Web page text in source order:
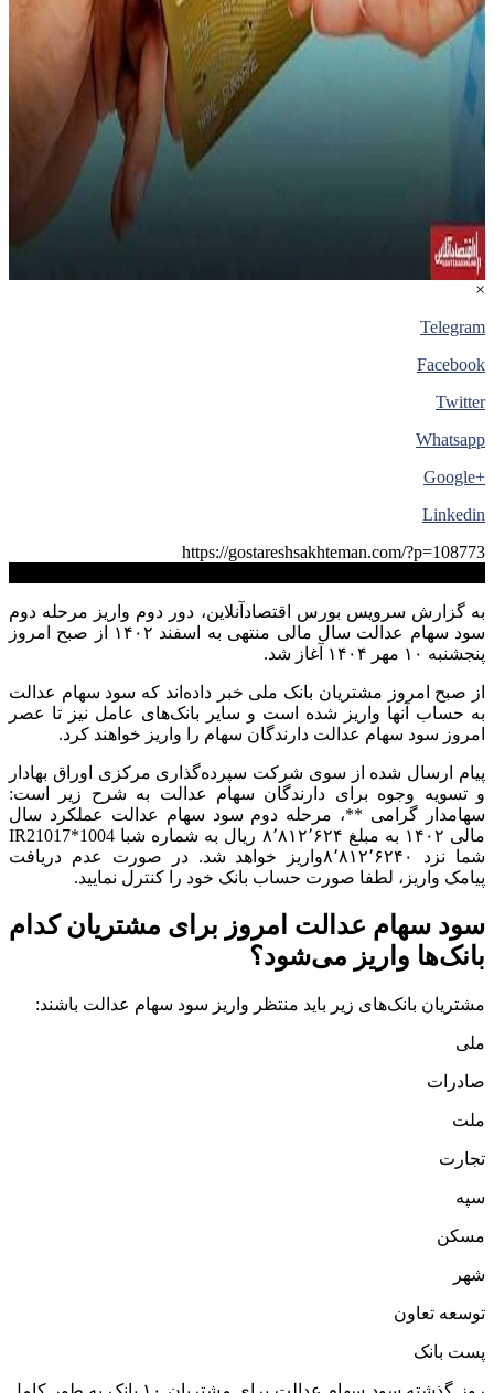
×
Telegram
Facebook
Twitter
Whatsapp
+Google
Linkedin
https://gostareshsakhteman.com/?p=108773
به گزارش سرویس بورس اقتصادآنلاین، دور دوم واریز مرحله دوم
سود سهام عدالت سال مالی منتهی به اسفند ۱۴۰۲ از صبح امروز
پنجشنبه ۱۰ مهر ۱۴۰۴ آغاز شد.
از صبح امروز مشتریان بانک ملی خبر داده‌اند که سود سهام عدالت
به حساب آنها واریز شده است و سایر بانک‌های عامل نیز تا عصر
امروز سود سهام عدالت دارندگان سهام را واریز خواهند کرد.
پیام ارسال شده از سوی شرکت سپرده‌گذاری مرکزی اوراق بهادار
و تسویه وجوه برای دارندگان سهام عدالت به شرح زیر است:
سهامدار گرامی **، مرحله دوم سود سهام عدالت عملکرد سال
مالی ۱۴۰۲ به مبلغ ۸٬۸۱۲٬۶۲۴ ریال به شماره شبا IR21017*1004
شما نزد ۸٬۸۱۲٬۶۲۴۰واریز خواهد شد. در صورت عدم دریافت
پیامک واریز، لطفا صورت حساب بانک خود را کنترل نمایید.
سود سهام عدالت امروز برای مشتریان کدام
بانک‌ها واریز می‌شود؟
مشتریان بانک‌های زیر باید منتظر واریز سود سهام عدالت باشند:
ملی
صادرات
ملت
تجارت
سپه
مسکن
شهر
توسعه تعاون
پست بانک